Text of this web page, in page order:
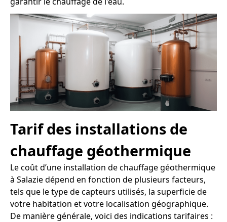
Tarif des installations de
chauffage géothermique
Le coût d’une installation de chauffage géothermique
à Salazie dépend en fonction de plusieurs facteurs,
tels que le type de capteurs utilisés, la superficie de
votre habitation et votre localisation géographique.
De manière générale, voici des indications tarifaires :